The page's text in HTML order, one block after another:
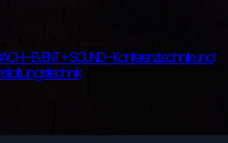
– EVENT + SOUND – Konferenztechnik und